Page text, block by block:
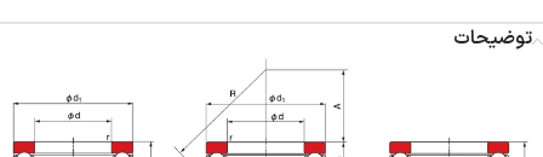
توضیحات